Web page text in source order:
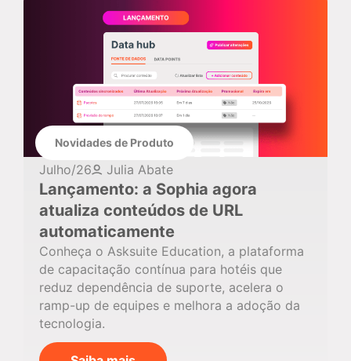
Novidades de Produto
Julho/26 Julia Abate
Lançamento: a Sophia agora
atualiza conteúdos de URL
automaticamente
Conheça o Asksuite Education, a plataforma
de capacitação contínua para hotéis que
reduz dependência de suporte, acelera o
ramp-up de equipes e melhora a adoção da
tecnologia.